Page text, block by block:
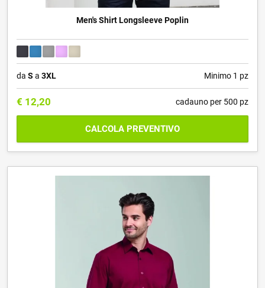
Men's Shirt Longsleeve Poplin
da S a 3XL Minimo 1 pz
€ 12,20 cadauno per 500 pz
CALCOLA PREVENTIVO